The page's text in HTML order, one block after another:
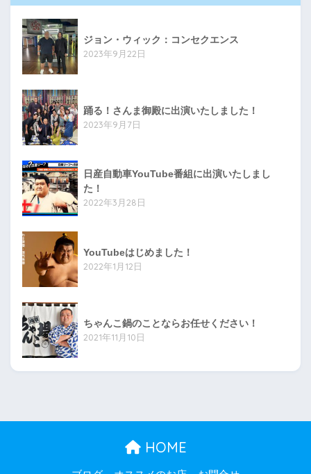
ジョン・ウィック：コンセクエンス
2023年9月22日
踊る！さんま御殿に出演いたしました！
2023年9月7日
日産自動車YouTube番組に出演いたしまし
た！
2022年3月28日
YouTubeはじめました！
2022年1月12日
ちゃんこ鍋のことならお任せください！
2021年11月10日
HOME